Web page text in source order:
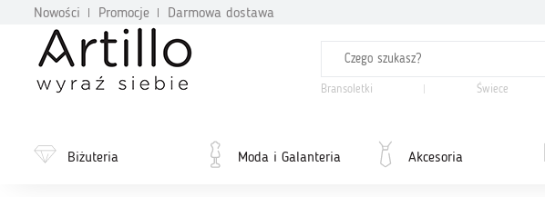
Nowości Promocje Darmowa dostawa
Bransoletki Świece
Biżuteria Moda i Galanteria Akcesoria